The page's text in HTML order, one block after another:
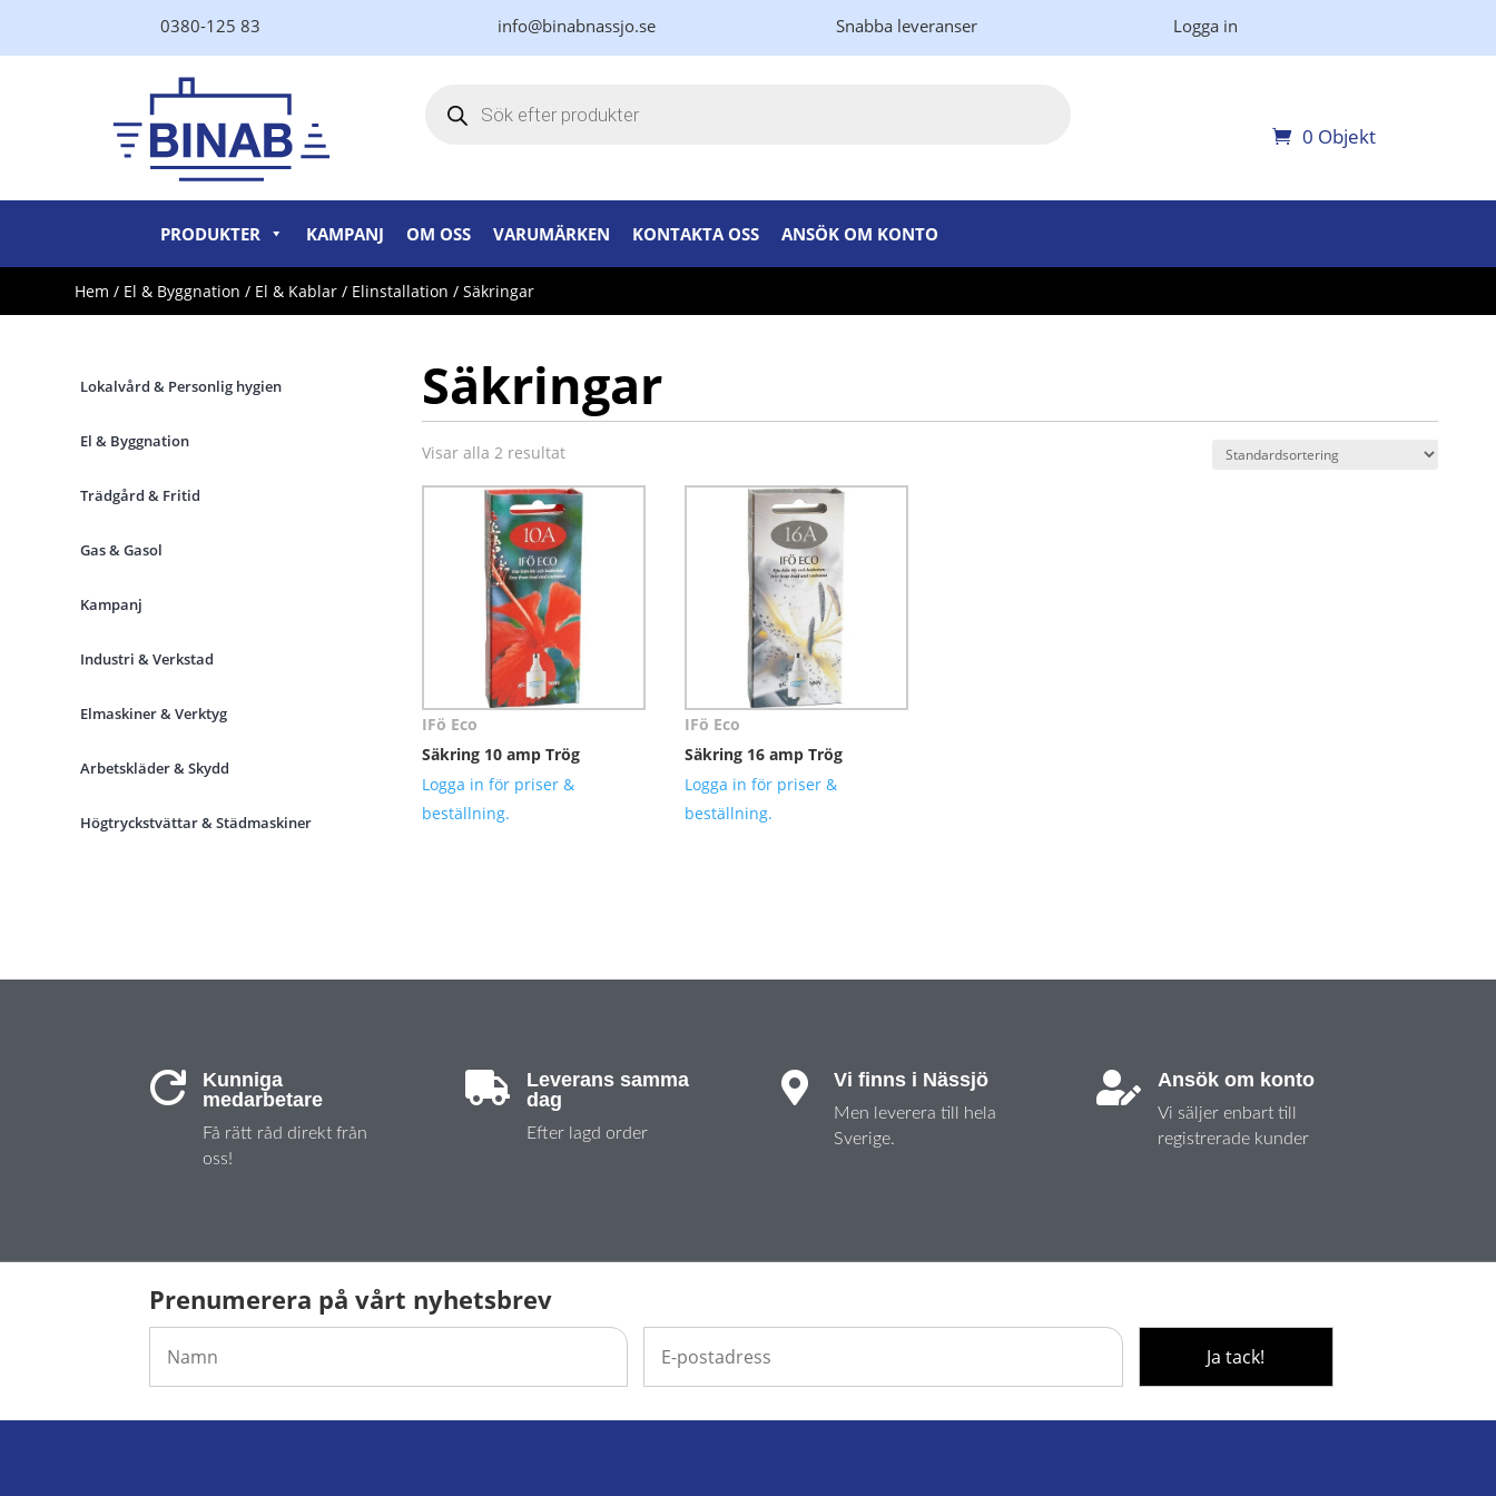
0380-125 83 info@binabnassjo.se Snabba leveranser Logga in
0 Objekt
PRODUKTER KAMPANJ OM OSS VARUMÄRKEN KONTAKTA OSS ANSÖK OM KONTO
Hem / El & Byggnation / El & Kablar / Elinstallation / Säkringar
Lokalvård & Personlig hygien
El & Byggnation
Trädgård & Fritid
Gas & Gasol
Kampanj
Industri & Verkstad
Elmaskiner & Verktyg
Arbetskläder & Skydd
Högtryckstvättar & Städmaskiner
Säkringar
Visar alla 2 resultat
IFö Eco
Säkring 10 amp Trög
Logga in för priser &
beställning.
IFö Eco
Säkring 16 amp Trög
Logga in för priser &
beställning.

Kunniga
medarbetare
Få rätt råd direkt från
oss!

Leverans samma
dag
Efter lagd order
 Vi finns i Nässjö
Men leverera till hela
Sverige.
 Ansök om konto
Vi säljer enbart till
registrerade kunder
Prenumerera på vårt nyhetsbrev